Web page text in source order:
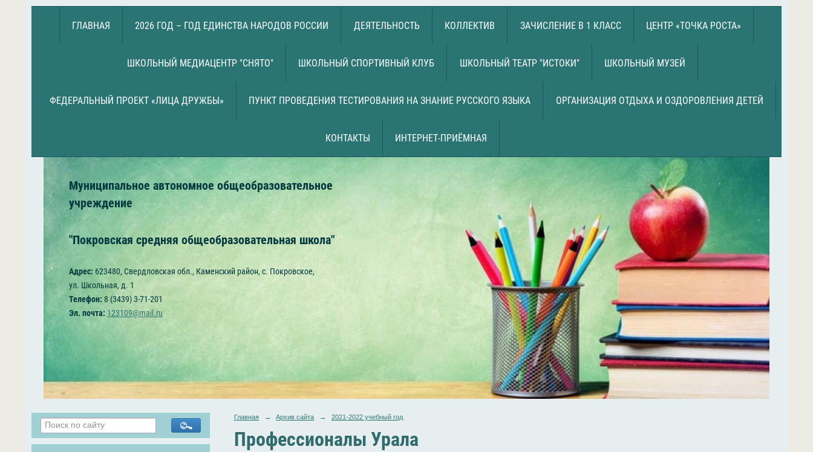
ГЛАВНАЯ 2026 ГОД – ГОД ЕДИНСТВА НАРОДОВ РОССИИ ДЕЯТЕЛЬНОСТЬ КОЛЛЕКТИВ ЗАЧИСЛЕНИЕ В 1 КЛАСС ЦЕНТР «ТОЧКА РОСТА»
ШКОЛЬНЫЙ МЕДИАЦЕНТР "СНЯТО" ШКОЛЬНЫЙ СПОРТИВНЫЙ КЛУБ ШКОЛЬНЫЙ ТЕАТР "ИСТОКИ" ШКОЛЬНЫЙ МУЗЕЙ
ФЕДЕРАЛЬНЫЙ ПРОЕКТ «ЛИЦА ДРУЖБЫ» ПУНКТ ПРОВЕДЕНИЯ ТЕСТИРОВАНИЯ НА ЗНАНИЕ РУССКОГО ЯЗЫКА ОРГАНИЗАЦИЯ ОТДЫХА И ОЗДОРОВЛЕНИЯ ДЕТЕЙ
КОНТАКТЫ ИНТЕРНЕТ-ПРИЁМНАЯ
Муниципальное автономное общеобразовательное
учреждение
"Покровская средняя общеобразовательная школа"
Адрес: 623480, Свердловская обл., Каменский район, с. Покровское,
ул. Школьная, д. 1
Телефон: 8 (3439) 3-71-201
Эл. почта: 123109@mail.ru
Главная → Архив сайта → 2021-2022 учебный год
Профессионалы Урала